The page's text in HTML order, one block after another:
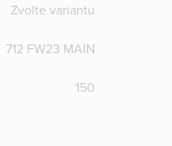
Zvolte variantu
712 FW23 MAIN
150